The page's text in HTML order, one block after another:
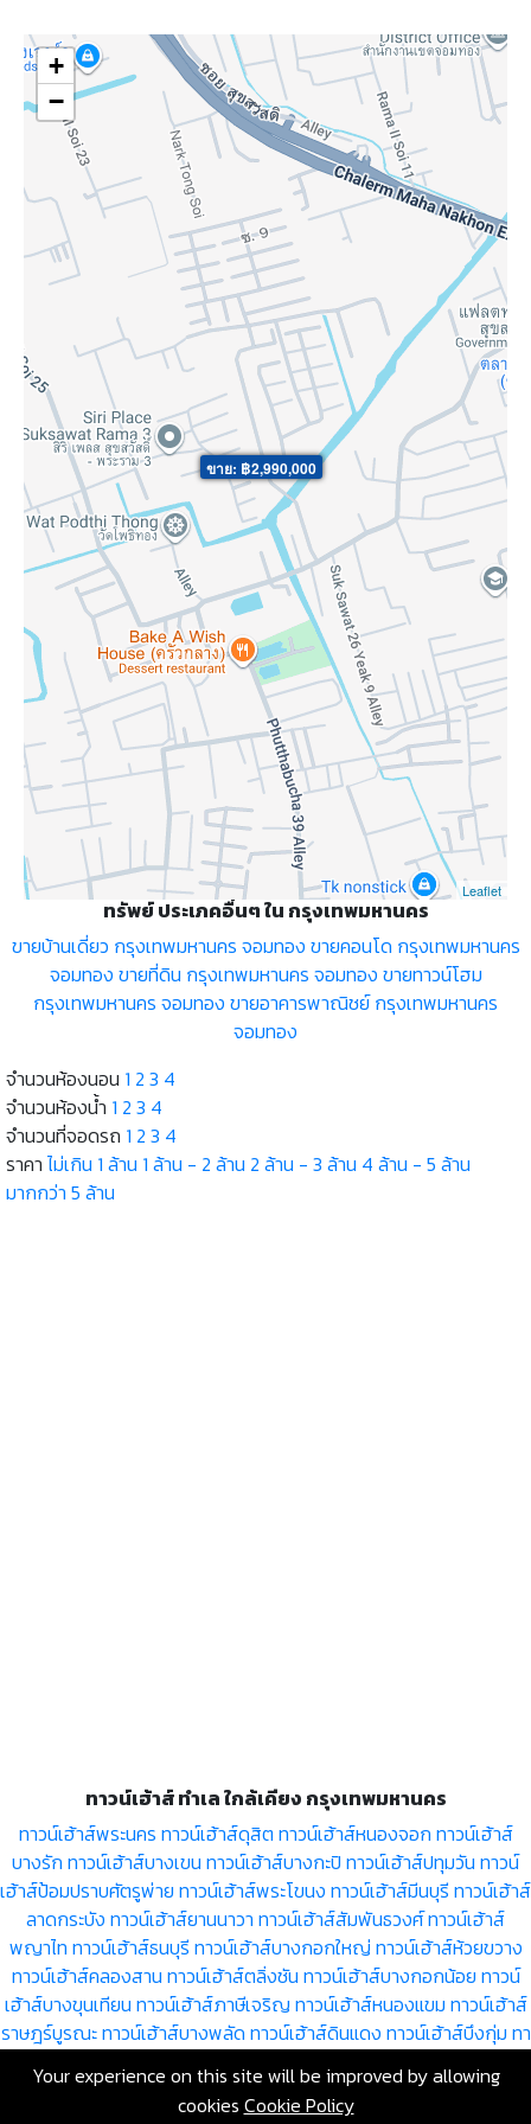
ขาย: ฿2,990,000
+
−
Leaflet
ทรัพย์ ประเภคอื่นๆ ใน กรุงเทพมหานคร
ขายบ้านเดี่ยว กรุงเทพมหานคร จอมทอง ขายคอนโด กรุงเทพมหานคร
จอมทอง ขายที่ดิน กรุงเทพมหานคร จอมทอง ขายทาวน์โฮม
กรุงเทพมหานคร จอมทอง ขายอาคารพาณิชย์ กรุงเทพมหานคร
จอมทอง
จำนวนห้องนอน 1 2 3 4
จำนวนห้องน้ำ 1 2 3 4
จำนวนที่จอดรถ 1 2 3 4
ราคา ไม่เกิน 1 ล้าน 1 ล้าน - 2 ล้าน 2 ล้าน - 3 ล้าน 4 ล้าน - 5 ล้าน
มากกว่า 5 ล้าน
ทาวน์เฮ้าส์ ทำเล ใกล้เคียง กรุงเทพมหานคร
ทาวน์เฮ้าส์พระนคร ทาวน์เฮ้าส์ดุสิต ทาวน์เฮ้าส์หนองจอก ทาวน์เฮ้าส์
บางรัก ทาวน์เฮ้าส์บางเขน ทาวน์เฮ้าส์บางกะปิ ทาวน์เฮ้าส์ปทุมวัน ทาวน์
เฮ้าส์ป้อมปราบศัตรูพ่าย ทาวน์เฮ้าส์พระโขนง ทาวน์เฮ้าส์มีนบุรี ทาวน์เฮ้าส์
ลาดกระบัง ทาวน์เฮ้าส์ยานนาวา ทาวน์เฮ้าส์สัมพันธวงศ์ทาวน์เฮ้าส์
พญาไท ทาวน์เฮ้าส์ธนบุรี ทาวน์เฮ้าส์บางกอกใหญ่ ทาวน์เฮ้าส์ห้วยขวาง
ทาวน์เฮ้าส์คลองสาน ทาวน์เฮ้าส์ตลิ่งชัน ทาวน์เฮ้าส์บางกอกน้อย ทาวน์
เฮ้าส์บางขุนเทียน ทาวน์เฮ้าส์ภาษีเจริญ ทาวน์เฮ้าส์หนองแขม ทาวน์เฮ้าส์
ราษฎร์บูรณะทาวน์เฮ้าส์บางพลัด ทาวน์เฮ้าส์ดินแดง ทาวน์เฮ้าส์บึงกุ่ม ทา
บางคอแหลมทาวน์เฮ้าส์ประเวศ ทาวน์เฮ้าส์คลองเตยทาวน์เฮ้าส์
ทาวน์เฮ้าส์จอมทองทาวน์เฮ้าส์ดอนเมือง
Your experience on this site will be improved by allowing
cookies Cookie Policy